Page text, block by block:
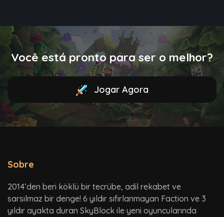
Você está pronto para ser o melhor?
Jogar Agora
Sobre
2014’den beri köklü bir tecrübe, adil rekabet ve
sarsılmaz bir denge! 6 yıldır sıfırlanmayan Faction ve 3
yıldır ayakta duran SkyBlock ile yeni oyuncularında